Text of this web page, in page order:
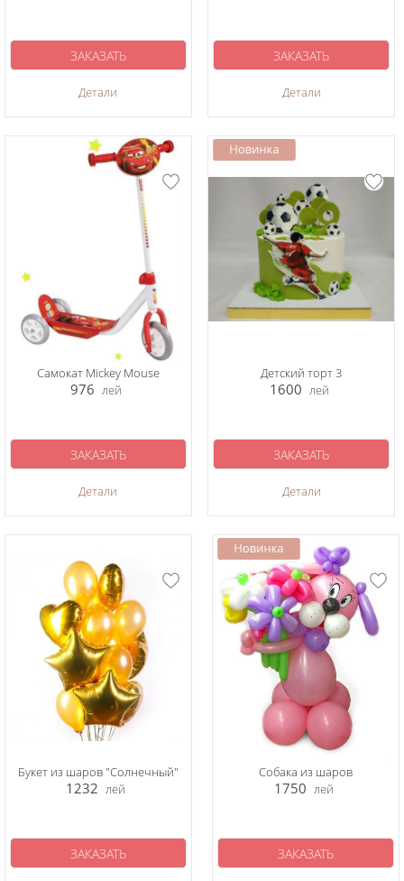
Детали
ЗАКАЗАТЬ
Детали
ЗАКАЗАТЬ
Самокат Mickey Mouse
976 лей
Детали
ЗАКАЗАТЬ
Детский торт 3
1600 лей
Детали
ЗАКАЗАТЬ
Букет из шаров "Солнечный"
1232 лей
ЗАКАЗАТЬ
Собака из шаров
1750 лей
ЗАКАЗАТЬ